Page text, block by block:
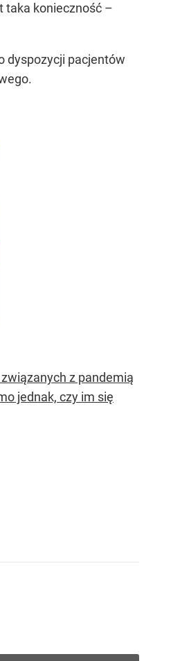
taka konieczność –
dyspozycji pacjentów
związanych z pandemią
jednak, czy im się